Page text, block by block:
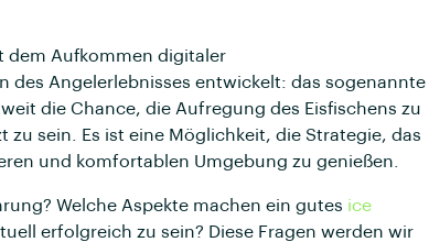
dem Aufkommen digitaler
des Angelerlebnisses entwickelt: das sogenannte
die Chance, die Aufregung des Eisfischens zu
sein. Es ist eine Möglichkeit, die Strategie, das
und komfortablen Umgebung zu genießen.
Welche Aspekte machen ein gutes ice
erfolgreich zu sein? Diese Fragen werden wir